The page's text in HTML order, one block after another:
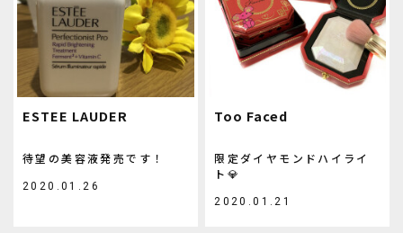
ESTEE LAUDER
待望の美容液発売です！
2020.01.26
Too Faced
限定ダイヤモンドハイライ
ト💎
2020.01.21